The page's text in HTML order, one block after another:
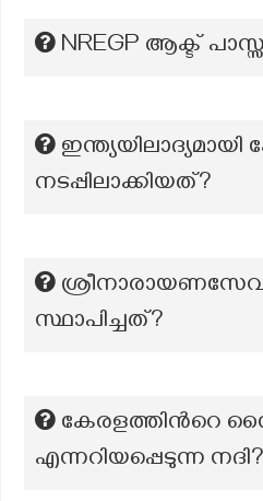
NREGP ആക്ട്
നടപ്പിലാക്കിയത്?
സ്ഥാപിച്ചത്?
കേരളത്തിന്‍റെ
എന്നറിയപ്പെടുന്ന നദി?